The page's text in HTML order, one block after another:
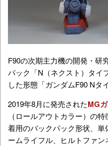
F90の次期主力機の開発・研
パック「N（ネクスト）タイ
した形態「ガンダムF90 Nタ
2019年8月に発売されたMG
（ロールアウトカラー）の
着用のバックパック形状、
ームライフル、ヒルトファ